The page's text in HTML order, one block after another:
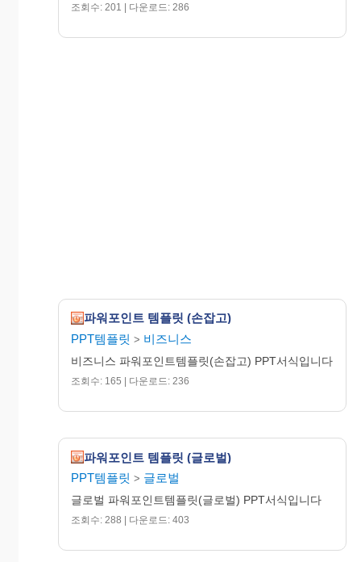
조회수: 201 | 다운로드: 286
파워포인트 템플릿 (손잡고)
PPT템플릿 > 비즈니스
비즈니스 파워포인트템플릿(손잡고) PPT서식입니다
조회수: 165 | 다운로드: 236
파워포인트 템플릿 (글로벌)
PPT템플릿 > 글로벌
글로벌 파워포인트템플릿(글로벌) PPT서식입니다
조회수: 288 | 다운로드: 403